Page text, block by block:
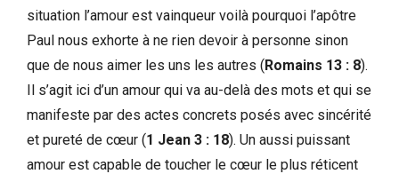
situation l’amour est vainqueur voilà pourquoi l’apôtre
Paul nous exhorte à ne rien devoir à personne sinon
que de nous aimer les uns les autres (Romains 13 : 8).
Il s’agit ici d’un amour qui va au-delà des mots et qui se
manifeste par des actes concrets posés avec sincérité
et pureté de cœur (1 Jean 3 : 18). Un aussi puissant
amour est capable de toucher le cœur le plus réticent